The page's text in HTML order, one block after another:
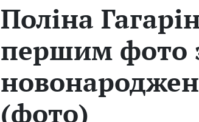
Поліна
першим фото
(фото)